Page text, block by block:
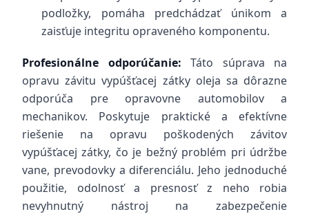
podložky, pomáha predchádzať únikom a
zaisťuje integritu opraveného komponentu.
Profesionálne odporúčanie: Táto súprava na
opravu závitu vypúšťacej zátky oleja sa dôrazne
odporúča pre opravovne automobilov a
mechanikov. Poskytuje praktické a efektívne
riešenie na opravu poškodených závitov
vypúšťacej zátky, čo je bežný problém pri údržbe
vane, prevodovky a diferenciálu. Jeho jednoduché
použitie, odolnosť a presnosť z neho robia
nevyhnutný nástroj na zabezpečenie